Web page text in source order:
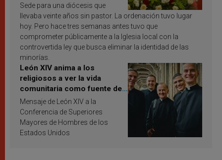
Sede para una diócesis que
llevaba veinte años sin pastor. La ordenación tuvo lugar
hoy. Pero hace tres semanas antes tuvo que
comprometer públicamente a la Iglesia local con la
controvertida ley que busca eliminar la identidad de las
minorías.
León XIV anima a los
religiosos a ver la vida
comunitaria como fuente de
inspiración y santificación
Mensaje de León XIV a la
Conferencia de Superiores
Mayores de Hombres de los
Estados Unidos